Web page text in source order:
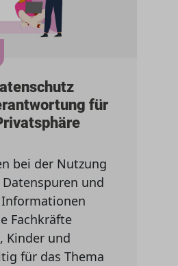
für
bei der Nutzung
und
Fachkräfte
Kinder und
für das Thema